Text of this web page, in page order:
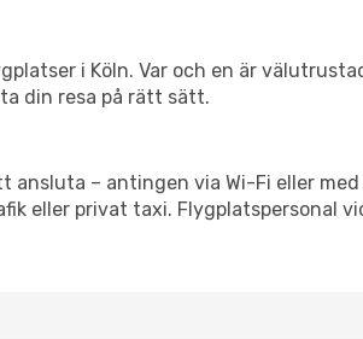
i Köln. Var och en är
din resa på rätt sätt.
ansluta – antingen via Wi-Fi eller
eller privat taxi. Flygplatspersonal